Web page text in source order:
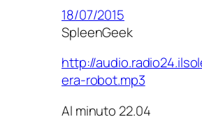
18/07/2015
SpleenGeek
http://
era-robot.mp3
Al minuto 22.04